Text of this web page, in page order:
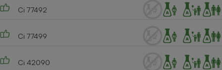
Ci 77492
Ci 77499
Ci 42090